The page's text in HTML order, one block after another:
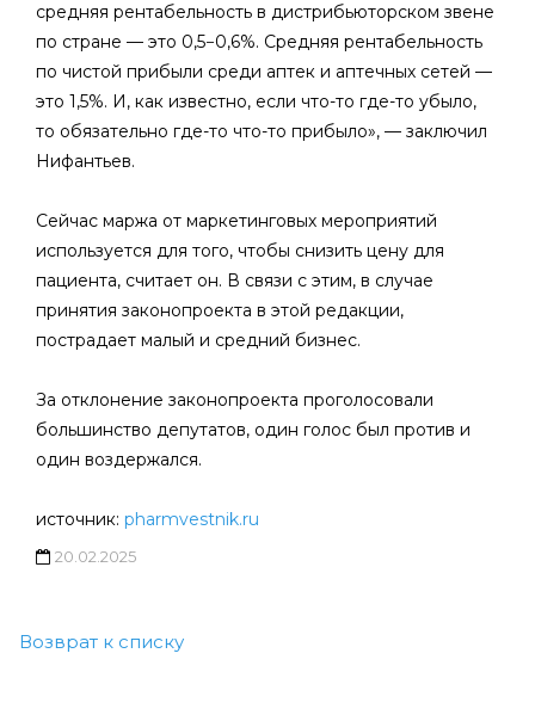
средняя рентабельность в дистрибьюторском звене
по стране — это 0,5−0,6%. Средняя рентабельность
по чистой прибыли среди аптек и аптечных сетей —
это 1,5%. И, как известно, если что-то где-то убыло,
то обязательно где-то что-то прибыло», — заключил
Нифантьев.
Сейчас маржа от маркетинговых мероприятий
используется для того, чтобы снизить цену для
пациента, считает он. В связи с этим, в случае
принятия законопроекта в этой редакции,
пострадает малый и средний бизнес.
За отклонение законопроекта проголосовали
большинство депутатов, один голос был против и
один воздержался.
источник: pharmvestnik.ru
20.02.2025
Возврат к списку